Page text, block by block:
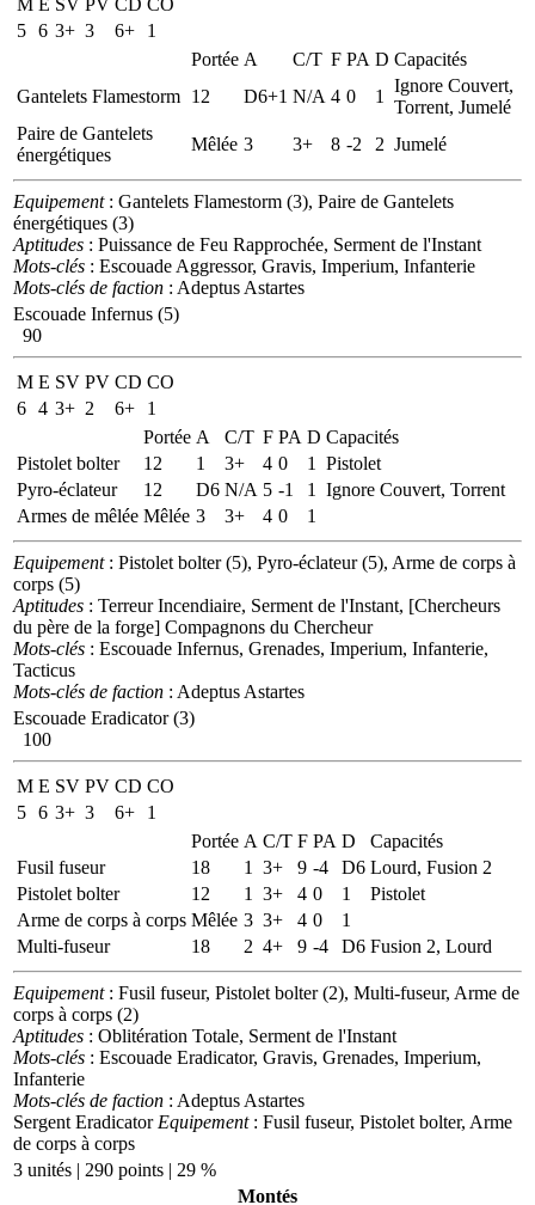
5 6 3+ 3 6+
1
Portée A C/T F PA D Capacités
Gantelets Flamestorm 12 D6+1 N/A 4 0 1
Ignore Couvert,
Torrent, Jumelé
Paire de Gantelets
énergétiques
Mêlée 3 3+ 8 -2 2 Jumelé
Equipement: Gantelets Flamestorm (3), Paire de Gantelets
énergétiques (3)
Aptitudes : Puissance de Feu Rapprochée, Serment de l'Instant
Mots-clés : Escouade Aggressor, Gravis, Imperium, Infanterie
Mots-clés de faction : Adeptus Astartes
Escouade Infernus (5)
90
M E SV PV CD CO
6 4 3+ 2 6+
1
Portée A C/T F PA D Capacités
Pistolet bolter
12 1 3+ 4 0 1
Pistolet
Pyro-éclateur
12 D6 N/A 5 -1 1
Ignore Couvert, Torrent
Armes de mêlée Mêlée 3 3+ 4 0 1
Equipement: Pistolet bolter (5), Pyro-éclateur (5), Arme de corps à
corps (5)
Aptitudes : Terreur Incendiaire, Serment de l'Instant, [Chercheurs
du père de la forge] Compagnons du Chercheur
Mots-clés : Escouade Infernus, Grenades, Imperium, Infanterie,
Tacticus
Mots-clés de faction : Adeptus Astartes
Escouade Eradicator (3)
100
M E SV PV CD CO
5 6 3+ 3 6+
1
Portée A C/T F PA D
Capacités
Fusil fuseur
18 1 3+ 9 -4 D6 Lourd, Fusion 2
Pistolet bolter
12 1 3+ 4 0 1
Pistolet
Arme de corps à corps Mêlée 3 3+ 4 0
1
Multi-fuseur
18 2 4+ 9 -4 D6 Fusion 2, Lourd
Equipement: Fusil fuseur, Pistolet bolter (2), Multi-fuseur, Arme de
corps à corps (2)
Aptitudes : Oblitération Totale, Serment de l'Instant
Mots-clés : Escouade Eradicator, Gravis, Grenades, Imperium,
Infanterie
Mots-clés de faction : Adeptus Astartes
Sergent Eradicator Equipement: Fusil fuseur, Pistolet bolter, Arme
de corps à corps
3 unités | 290 points | 29 %
Montés